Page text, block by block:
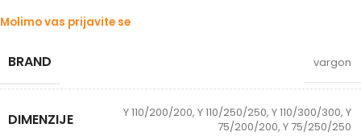
Molimo vas prijavite se
BRAND vargon
DIMENZIJE Y 110/200/200, Y 110/250/250, Y 110/300/300, Y
75/200/200, Y 75/250/250